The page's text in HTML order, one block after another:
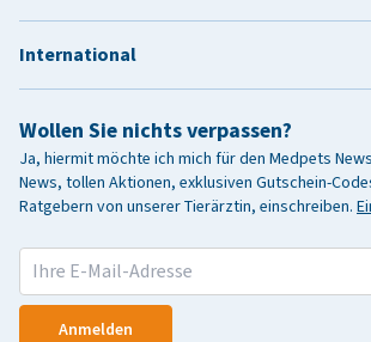
Wollen Sie nichts verpassen?
Ja, hiermit möchte ich mich für den Medpets
News, tollen Aktionen, exklusiven Gutschein-
Ratgebern von unserer Tierärztin, einschreiben.
Anmelden
International